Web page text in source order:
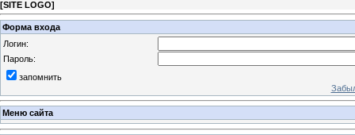
[SITE LOGO]
Форма входа
Логин:
Пароль:
запомнить
Меню сайта